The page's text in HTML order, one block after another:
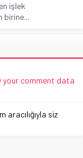
işlek
birine...
your comment data
aracılığıyla siz